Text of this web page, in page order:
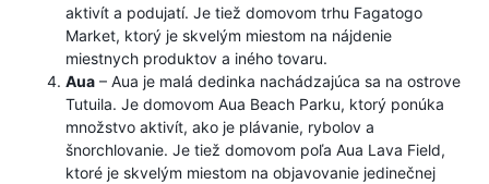
aktivít a podujatí. Je tiež domovom trhu Fagatogo
Market, ktorý je skvelým miestom na nájdenie
miestnych produktov a iného tovaru.
Aua – Aua je malá dedinka nachádzajúca sa na ostrove
Tutuila. Je domovom Aua Beach Parku, ktorý ponúka
množstvo aktivít, ako je plávanie, rybolov a
šnorchlovanie. Je tiež domovom poľa Aua Lava Field,
ktoré je skvelým miestom na objavovanie jedinečnej